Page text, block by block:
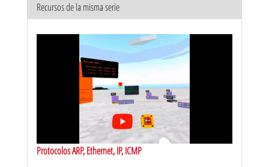
Recursos de la misma serie
Protocolos ARP, Ethernet, IP, ICMP